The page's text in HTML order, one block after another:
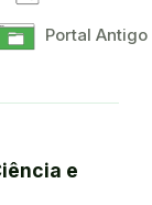
Portal Antigo
e